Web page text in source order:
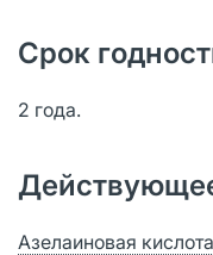
Срок
2 года.
Азелаиновая кислота